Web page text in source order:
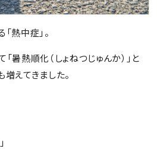
熱中症」。
暑熱順化（しょねつじゅんか）」と
えてきました。